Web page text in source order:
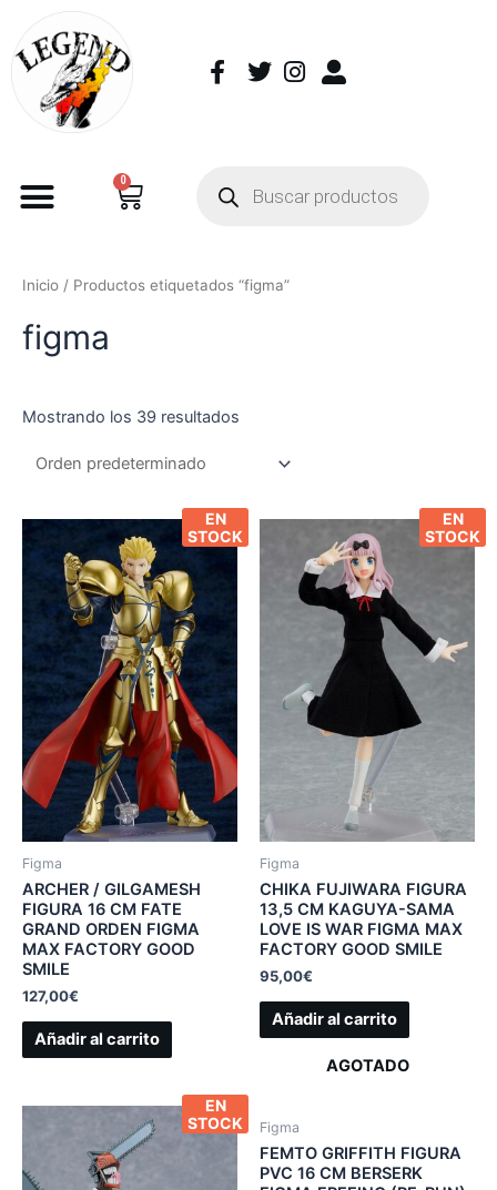
0
Inicio / Productos etiquetados “figma”
figma
Mostrando los 39 resultados
EN
STOCK
Figma
ARCHER / GILGAMESH
FIGURA 16 CM FATE
GRAND ORDEN FIGMA
MAX FACTORY GOOD
SMILE
127,00€
Añadir al carrito
EN
STOCK
Figma
CHIKA FUJIWARA FIGURA
13,5 CM KAGUYA-SAMA
LOVE IS WAR FIGMA MAX
FACTORY GOOD SMILE
95,00€
Añadir al carrito
EN
STOCK
AGOTADO
Figma
FEMTO GRIFFITH FIGURA
PVC 16 CM BERSERK